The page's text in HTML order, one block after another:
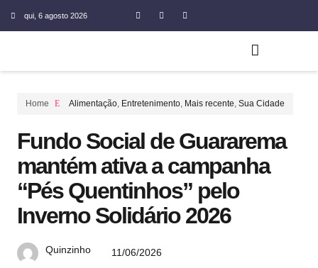
qui, 6 agosto 2026
Home Alimentação Entretenimento Mais recente Sua Cidade
Fundo Social de Guararema
mantém ativa a campanha
“Pés Quentinhos” pelo
Inverno Solidário 2026
Quinzinho 11/06/2026